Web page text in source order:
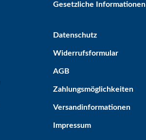
Gesetzliche Informationen
Datenschutz
Widerrufsformular
AGB
Zahlungsmöglichkeiten
Versandinformationen
Impressum